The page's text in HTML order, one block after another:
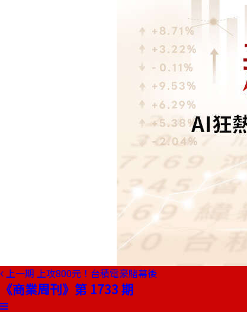
上一期 上攻800元！台積電豪賭幕後
《商業周刊》第 1733 期